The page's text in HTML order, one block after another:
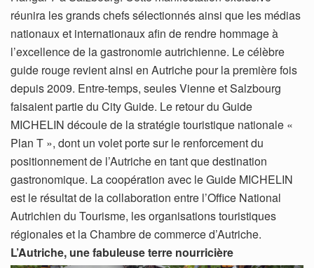
réunira les grands chefs sélectionnés ainsi que les médias
nationaux et internationaux afin de rendre hommage à
l’excellence de la gastronomie autrichienne. Le célèbre
guide rouge revient ainsi en Autriche pour la première fois
depuis 2009. Entre-temps, seules Vienne et Salzbourg
faisaient partie du City Guide. Le retour du Guide
MICHELIN découle de la stratégie touristique nationale «
Plan T », dont un volet porte sur le renforcement du
positionnement de l’Autriche en tant que destination
gastronomique. La coopération avec le Guide MICHELIN
est le résultat de la collaboration entre l’Office National
Autrichien du Tourisme, les organisations touristiques
régionales et la Chambre de commerce d’Autriche.
L’Autriche, une fabuleuse terre nourricière